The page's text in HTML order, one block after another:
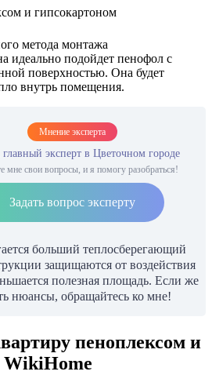
и гипсокартоном
метода монтажа
идеально подойдет пенофол с
поверхностью. Она будет
внутрь помещения.
Мнение эксперта
главный эксперт в Цветочном городе
мне свои вопросы, и я помогу разобраться!
Задать вопрос эксперту
больший теплосберегающий
защищаются от воздействия
полезная площадь. Если же
нюансы, обращайтесь ко мне!
пеноплексом и